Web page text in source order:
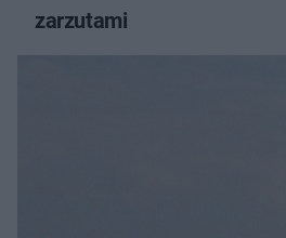
zarzutami